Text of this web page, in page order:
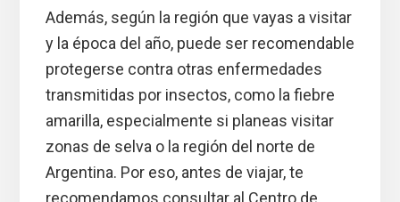
Además, según la región que vayas a visitar
y la época del año, puede ser recomendable
protegerse contra otras enfermedades
transmitidas por insectos, como la fiebre
amarilla, especialmente si planeas visitar
zonas de selva o la región del norte de
Argentina. Por eso, antes de viajar, te